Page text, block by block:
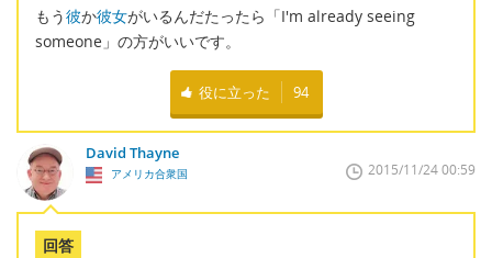
もう彼か彼女がいるんだたったら「I'm already seeing
someone」の方がいいです。
役に立った 94
David Thayne
アメリカ合衆国 2015/11/24 00:59
回答